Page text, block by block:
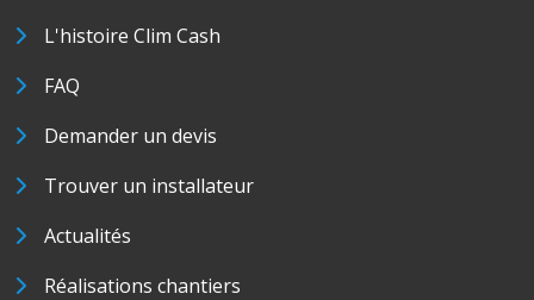
L'histoire Clim Cash
FAQ
Demander un devis
Trouver un installateur
Actualités
Réalisations chantiers